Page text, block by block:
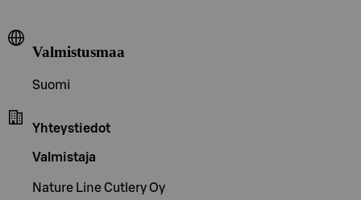
Valmistusmaa
Suomi
Yhteystiedot
Valmistaja
Nature Line Cutlery Oy